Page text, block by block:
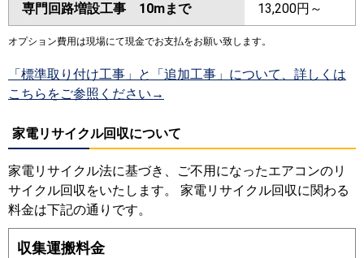
専門回路増設工事 10mまで 13,200円～
オプション費用は現場にて現金でお支払をお願い致します。
「標準取り付け工事」と「追加工事」について、詳しくは
こちらをご参照ください→
家電リサイクル回収について
家電リサイクル法に基づき、ご不用になったエアコンのリ
サイクル回収をいたします。 家電リサイクル回収に関わる
料金は下記の通りです。
収集運搬料金